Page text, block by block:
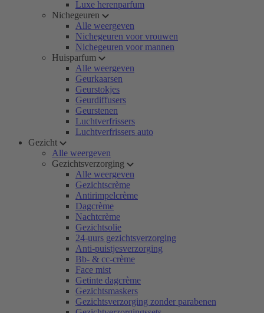
Luxe herenparfum
Nichegeuren
Alle weergeven
Nichegeuren voor vrouwen
Nichegeuren voor mannen
Huisparfum
Alle weergeven
Geurkaarsen
Geurstokjes
Geurdiffusers
Geurstenen
Luchtverfrissers
Luchtverfrissers auto
Gezicht
Alle weergeven
Gezichtsverzorging
Alle weergeven
Gezichtscrème
Antirimpelcrème
Dagcrème
Nachtcrème
Gezichtsolie
24-uurs gezichtsverzorging
Anti-puistjesverzorging
Bb- & cc-crème
Face mist
Getinte dagcrème
Gezichtsmaskers
Gezichtsverzorging zonder parabenen